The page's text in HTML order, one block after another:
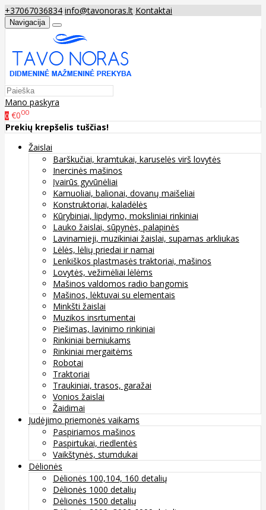
+37067036834 info@tavonoras.lt Kontaktai
Navigacija
Mano paskyra
0 €000
Prekių krepšelis tuščias!
Žaislai
Barškučiai, kramtukai, karuselės virš lovytės
Inercinės mašinos
Įvairūs gyvūnėliai
Kamuoliai, balionai, dovanų maišeliai
Konstruktoriai, kaladėlės
Kūrybiniai, lipdymo, moksliniai rinkiniai
Lauko žaislai, sūpynės, palapinės
Lavinamieji, muzikiniai žaislai, supamas arkliukas
Lėlės, lėlių priedai ir namai
Lenkiškos plastmasės traktoriai, mašinos
Lovytės, vežimėliai lėlėms
Mašinos valdomos radio bangomis
Mašinos, lėktuvai su elementais
Minkšti žaislai
Muzikos insrtumentai
Piešimas, lavinimo rinkiniai
Rinkiniai berniukams
Rinkiniai mergaitėms
Robotai
Traktoriai
Traukiniai, trasos, garažai
Vonios žaislai
Žaidimai
Judėjimo priemonės vaikams
Paspiriamos mašinos
Paspirtukai, riedlentės
Vaikštynės, stumdukai
Dėlionės
Dėlionės 100,104, 160 detalių
Dėlionės 1000 detalių
Dėlionės 1500 detalių